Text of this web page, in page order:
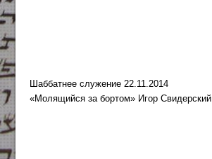
Шаббатнее служение 22.11.2014
«Молящийся за бортом» Игор Свидерский